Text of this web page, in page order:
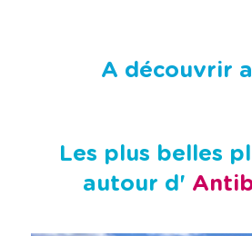
A découvrir
Les plus belles
autour d'